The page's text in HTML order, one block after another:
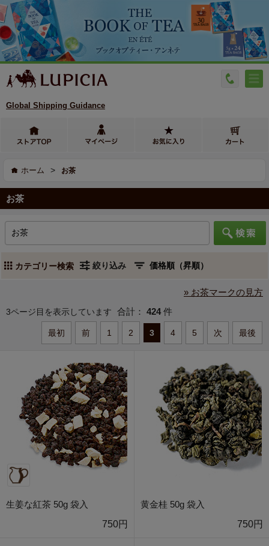
Global Shipping Guidance
ホーム > お茶
お茶
カテゴリー検索 絞り込み
» お茶マークの見方
3ページ目を表示しています 合計： 424件
最初 前 1 2 3 4 5 次 最後
生姜な紅茶 50g 袋入
750円
黄金桂 50g 袋入
750円